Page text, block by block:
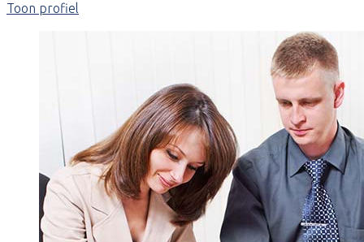
Toon profiel